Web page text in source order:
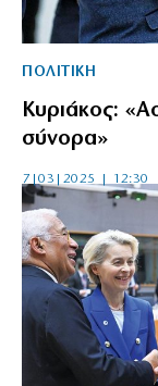
ΠΟΛΙΤΙΚΗ
Κυριάκος:
σύνορα»
7|03|2025 | 12:30